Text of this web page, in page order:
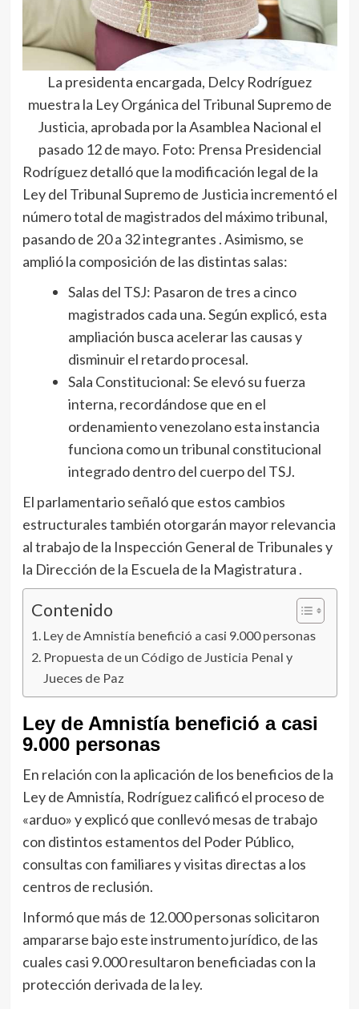
La presidenta encargada, Delcy Rodríguez
muestra la Ley Orgánica del Tribunal Supremo de
Justicia, aprobada por la Asamblea Nacional el
pasado 12 de mayo. Foto: Prensa Presidencial
Rodríguez detalló que la modificación legal de la
Ley del Tribunal Supremo de Justicia incrementó el
número total de magistrados del máximo tribunal,
pasando de 20 a 32 integrantes . Asimismo, se
amplió la composición de las distintas salas:
Salas del TSJ: Pasaron de tres a cinco
magistrados cada una. Según explicó, esta
ampliación busca acelerar las causas y
disminuir el retardo procesal.
Sala Constitucional: Se elevó su fuerza
interna, recordándose que en el
ordenamiento venezolano esta instancia
funciona como un tribunal constitucional
integrado dentro del cuerpo del TSJ.
El parlamentario señaló que estos cambios
estructurales también otorgarán mayor relevancia
al trabajo de la Inspección General de Tribunales y
la Dirección de la Escuela de la Magistratura .
Contenido
Ley de Amnistía benefició a casi 9.000 personas
Propuesta de un Código de Justicia Penal y
Jueces de Paz
Ley de Amnistía benefició a casi
9.000 personas
En relación con la aplicación de los beneficios de la
Ley de Amnistía, Rodríguez calificó el proceso de
«arduo» y explicó que conllevó mesas de trabajo
con distintos estamentos del Poder Público,
consultas con familiares y visitas directas a los
centros de reclusión.
Informó que más de 12.000 personas solicitaron
ampararse bajo este instrumento jurídico, de las
cuales casi 9.000 resultaron beneficiadas con la
protección derivada de la ley.